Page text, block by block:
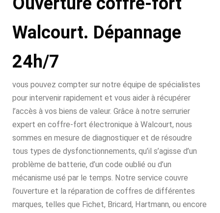
Walcourt. Dépannage
24h/7
vous pouvez compter sur notre équipe de spécialistes
pour intervenir rapidement et vous aider à récupérer
l’accès à vos biens de valeur. Grâce à notre serrurier
expert en coffre-fort électronique à Walcourt, nous
sommes en mesure de diagnostiquer et de résoudre
tous types de dysfonctionnements, qu’il s’agisse d’un
problème de batterie, d’un code oublié ou d’un
mécanisme usé par le temps. Notre service couvre
l’ouverture et la réparation de coffres de différentes
marques, telles que Fichet, Bricard, Hartmann, ou encore